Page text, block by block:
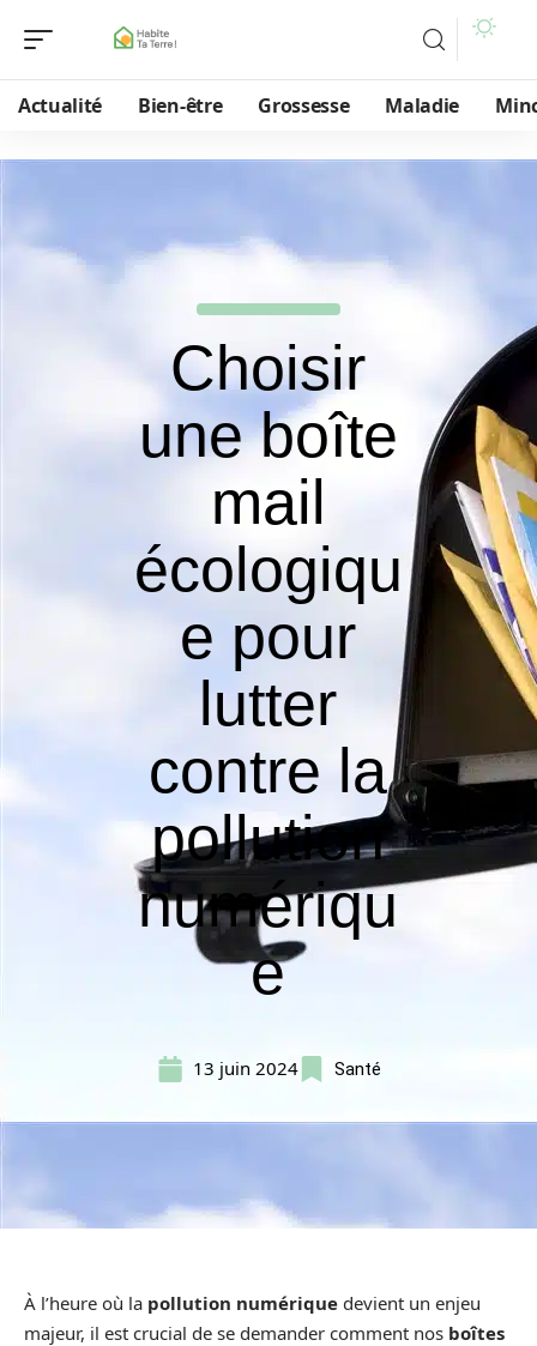
Actualité Bien-être Grossesse Maladie
Choisir
une boîte
mail
écologiqu
e pour
lutter
contre la
pollution
numériqu
e
13 juin 2024 Santé
À l’heure où la pollution numérique devient un enjeu
majeur, il est crucial de se demander comment nos boîtes